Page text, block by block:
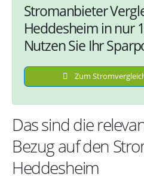
Stromanbieter
Heddesheim in nur
Nutzen Sie Ihr
Zum
Das sind die
Bezug auf den
Heddesheim